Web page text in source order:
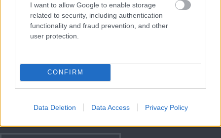
I want to allow Google to enable storage
related to security, including authentication
functionality and fraud prevention, and other
user protection.
CONFIRM
Data Deletion Data Access Privacy Policy
Manchester United
Felkészülési szezon 4. mérkőzés
Nya Ullevi, Göteborg
2 nap 12 óra 21 perc 15 másodperc